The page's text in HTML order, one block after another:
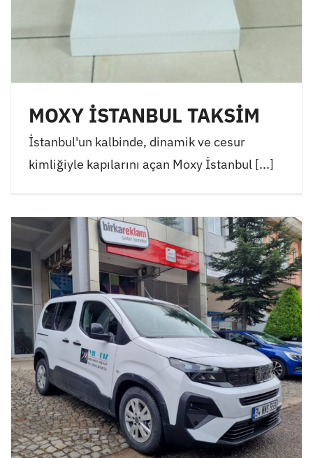
MOXY İSTANBUL TAKSİM
İstanbul'un kalbinde, dinamik ve cesur
kimliğiyle kapılarını açan Moxy İstanbul [...]